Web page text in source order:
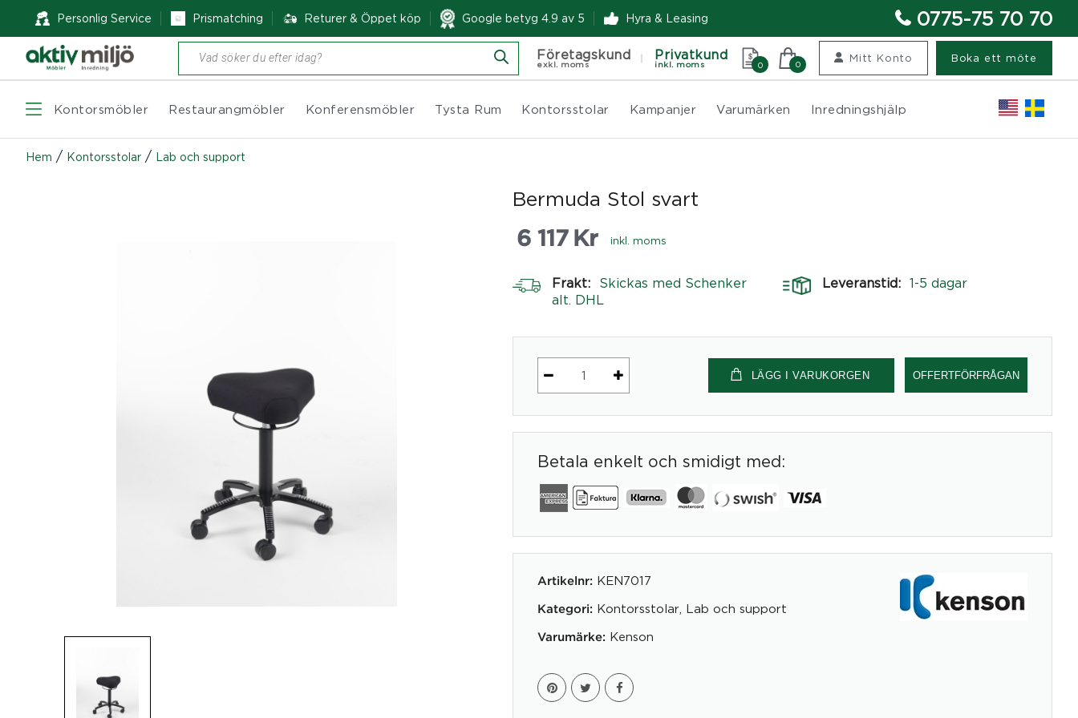
Personlig Service Prismatching Returer & Öppet köp Google betyg 4.9 av 5 Hyra & Leasing 0775-75 70 70
Produktsökning Företagskund
exkl. moms
Privatkund
inkl. moms 0 0
Mitt Konto Boka ett möte
Kontorsmöbler Restaurangmöbler Konferensmöbler Tysta Rum Kontorsstolar Kampanjer Varumärken Inredningshjälp
Hem / Kontorsstolar / Lab och support
Bermuda Stol svart
6 117 Kr inkl. moms
Frakt:
Skickas med Schenker
alt. DHL
Leveranstid: 1-5 dagar
Bermuda
LÄGG I VARUKORGEN OFFERTFÖRFRÅGAN
Betala enkelt och smidigt med:
Artikelnr: KEN7017
Kategori: Kontorsstolar Lab och support
Varumärke: Kenson